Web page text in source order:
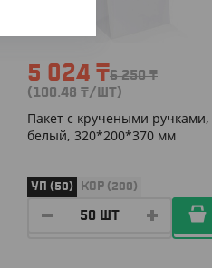
5 024 ₸6 250₸
(100.48 ₸/ШТ)
Пакет с кручеными ручками,
белый, 320*200*370 мм
УП (50) КОР (200)